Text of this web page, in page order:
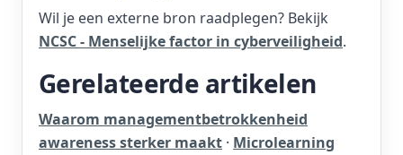
Wil je een externe bron raadplegen? Bekijk
NCSC - Menselijke factor in cyberveiligheid.
Gerelateerde artikelen
Waarom managementbetrokkenheid
awareness sterker maakt · Microlearning